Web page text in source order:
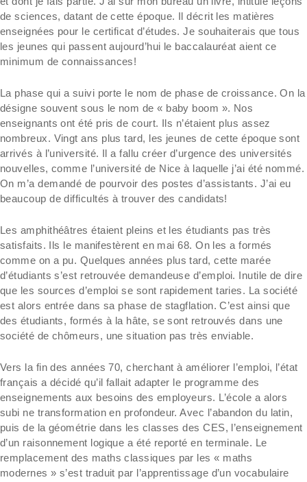
de sciences, datant de cette époque. Il décrit les matières
enseignées pour le certificat d’études. Je souhaiterais que tous
les jeunes qui passent aujourd’hui le baccalauréat aient ce
minimum de connaissances!
La phase qui a suivi porte le nom de phase de croissance. On la
désigne souvent sous le nom de « baby boom ». Nos
enseignants ont été pris de court. Ils n’étaient plus assez
nombreux. Vingt ans plus tard, les jeunes de cette époque sont
arrivés à l’université. Il a fallu créer d’urgence des universités
nouvelles, comme l’université de Nice à laquelle j’ai été nommé.
On m’a demandé de pourvoir des postes d’assistants. J’ai eu
beaucoup de difficultés à trouver des candidats!
Les amphithéâtres étaient pleins et les étudiants pas très
satisfaits. Ils le manifestèrent en mai 68. On les a formés
comme on a pu. Quelques années plus tard, cette marée
d’étudiants s’est retrouvée demandeuse d’emploi. Inutile de dire
que les sources d’emploi se sont rapidement taries. La société
est alors entrée dans sa phase de stagflation. C’est ainsi que
des étudiants, formés à la hâte, se sont retrouvés dans une
société de chômeurs, une situation pas très enviable.
Vers la fin des années 70, cherchant à améliorer l’emploi, l’état
français a décidé qu’il fallait adapter le programme des
enseignements aux besoins des employeurs. L’école a alors
subi ne transformation en profondeur. Avec l’abandon du latin,
puis de la géométrie dans les classes des CES, l’enseignement
d’un raisonnement logique a été reporté en terminale. Le
remplacement des maths classiques par les « maths
modernes » s’est traduit par l’apprentissage d’un vocabulaire